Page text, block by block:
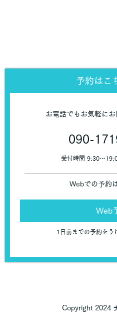
予約はこ
お電話でもお気軽に
090-
受付時間 9:30〜
Webでの予約
Web
1日前までの予約をう
Copyright 2024